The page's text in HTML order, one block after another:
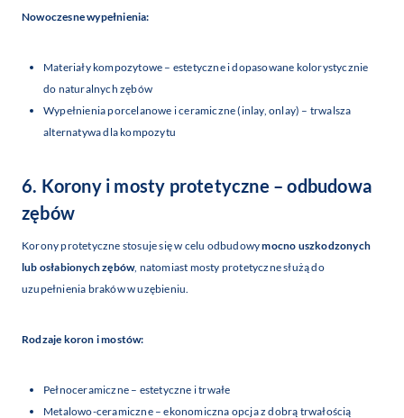
Nowoczesne wypełnienia:
Materiały kompozytowe – estetyczne i dopasowane kolorystycznie
do naturalnych zębów
Wypełnienia porcelanowe i ceramiczne (inlay, onlay) – trwalsza
alternatywa dla kompozytu
6. Korony i mosty protetyczne – odbudowa
zębów
Korony protetyczne stosuje się w celu odbudowymocno uszkodzonych
lub osłabionych zębów, natomiast mosty protetyczne służą do
uzupełnienia braków w uzębieniu.
Rodzaje koron i mostów:
Pełnoceramiczne – estetyczne i trwałe
Metalowo-ceramiczne – ekonomiczna opcja z dobrą trwałością